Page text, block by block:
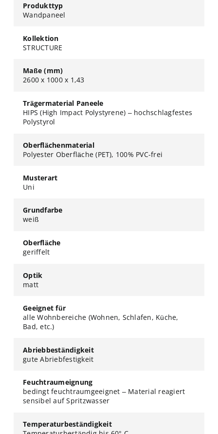
Produkttyp
Wandpaneel
Kollektion
STRUCTURE
Maße (mm)
2600 x 1000 x 1,43
Trägermaterial Paneele
HIPS (High Impact Polystyrene) – hochschlagfestes
Polystyrol
Oberflächenmaterial
Polyester Oberfläche (PET), 100% PVC-frei
Musterart
Uni
Grundfarbe
weiß
Oberfläche
geriffelt
Optik
matt
Geeignet für
alle Wohnbereiche (Wohnen, Schlafen, Küche,
Bad, etc.)
Abriebbeständigkeit
gute Abriebfestigkeit
Feuchtraumeignung
bedingt feuchtraumgeeignet – Material reagiert
sensibel auf Spritzwasser
Temperaturbeständigkeit